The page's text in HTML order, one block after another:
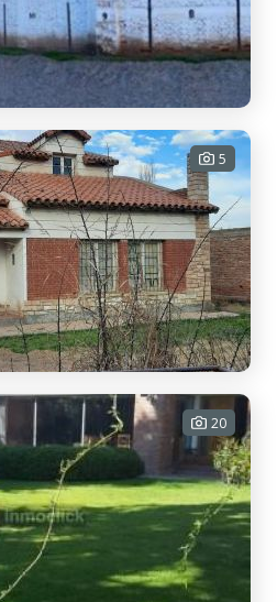
Contactar
Argentina
en venta
Contactar
5
reciclar
- 1019 m²
Contactar
20